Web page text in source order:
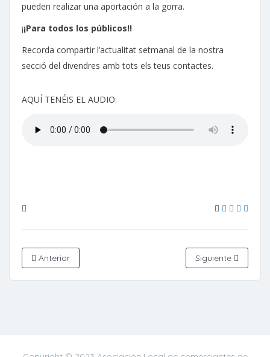
pueden realizar una aportación a la gorra.
¡¡Para todos los públicos!!
Recorda compartir l’actualitat setmanal de la nostra
secció del divendres amb tots els teus contactes.
AQUÍ TENÉIS EL AUDIO:
Anterior Siguiente